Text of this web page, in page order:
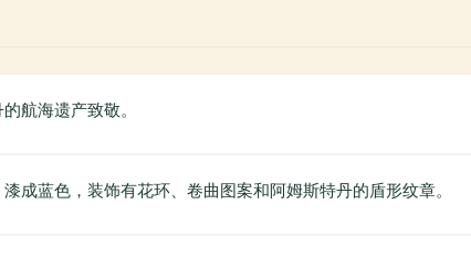
航海遗产致敬。
成蓝色，装饰有花环、卷曲图案和阿姆斯特丹的盾形纹章。